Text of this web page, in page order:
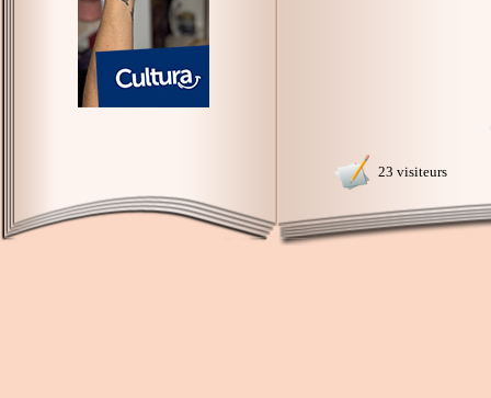
23 visiteurs